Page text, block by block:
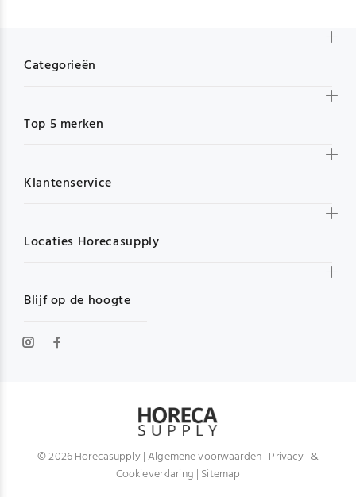
Blijf op de hoogte
Categorieën
Top 5 merken
Klantenservice
Locaties Horecasupply
© 2026 Horecasupply |Algemene voorwaarden| Privacy- &
Cookieverklaring | Sitemap